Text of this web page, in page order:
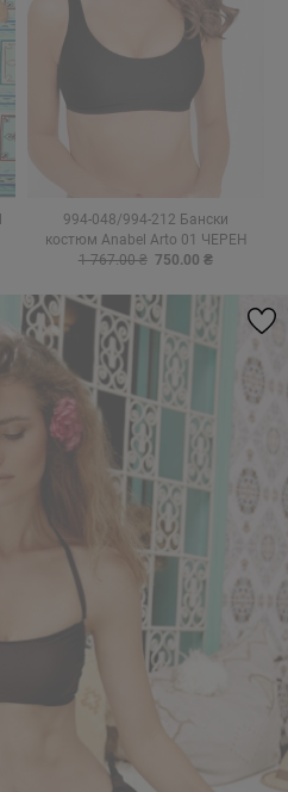
994-048/994-212 Бански
костюм Anabel Arto 01 ЧЕРЕН
1 767.00 ₴ 750.00 ₴